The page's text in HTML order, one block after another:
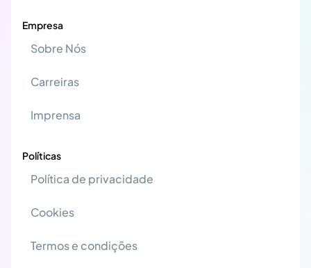
Empresa
Sobre Nós
Carreiras
Imprensa
Políticas
Política de privacidade
Cookies
Termos e condições